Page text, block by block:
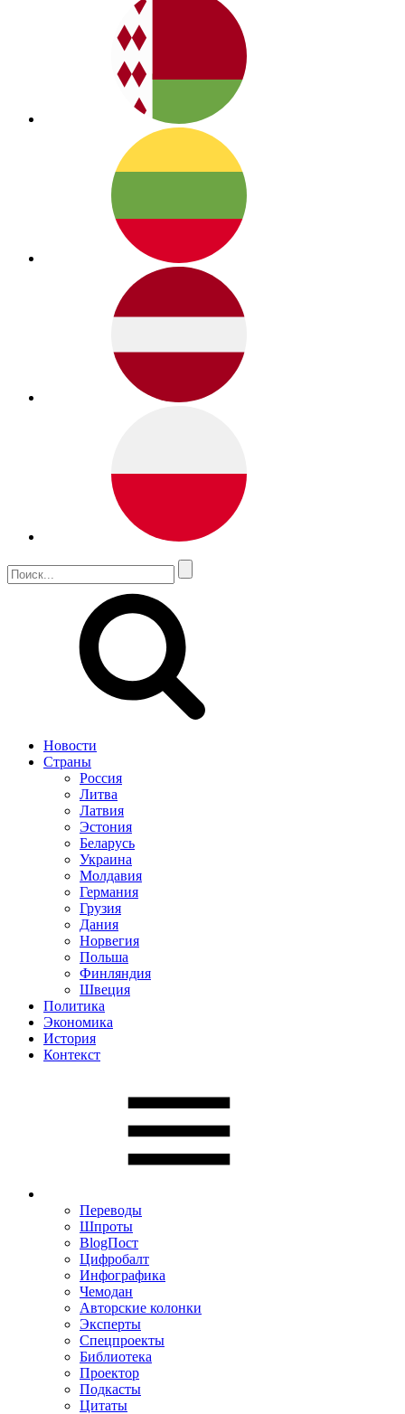
Новости
Страны
Россия
Литва
Латвия
Эстония
Беларусь
Украина
Молдавия
Германия
Грузия
Дания
Норвегия
Польша
Финляндия
Швеция
Политика
Экономика
История
Контекст
Переводы
Шпроты
BlogПост
Цифробалт
Инфографика
Чемодан
Авторские колонки
Эксперты
Спецпроекты
Библиотека
Проектор
Подкасты
Цитаты